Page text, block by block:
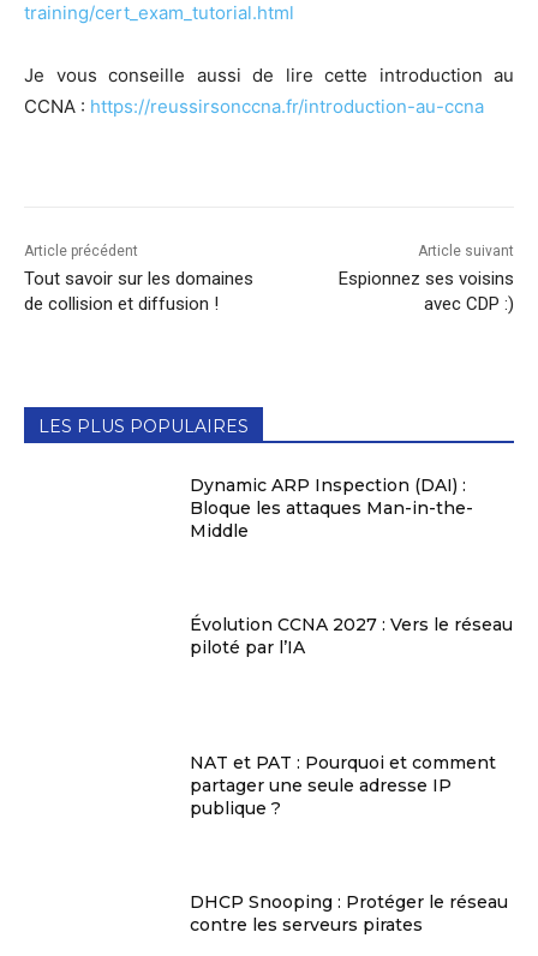
training/cert_exam_tutorial.html
Je vous conseille aus­si de lire cette intro­duc­tion au
CCNA : https://reussirsonccna.fr/introduction-au-ccna
Article précédent
Tout savoir sur les domaines
de collision et diffusion !
Article suivant
Espionnez ses voisins
avec CDP :)
LES PLUS POPULAIRES
Dynamic ARP Inspection (DAI) :
Bloque les attaques Man-in-the-
Middle
Évolution CCNA 2027 : Vers le réseau
piloté par l’IA
NAT et PAT : Pourquoi et comment
partager une seule adresse IP
publique ?
DHCP Snooping : Protéger le réseau
contre les serveurs pirates